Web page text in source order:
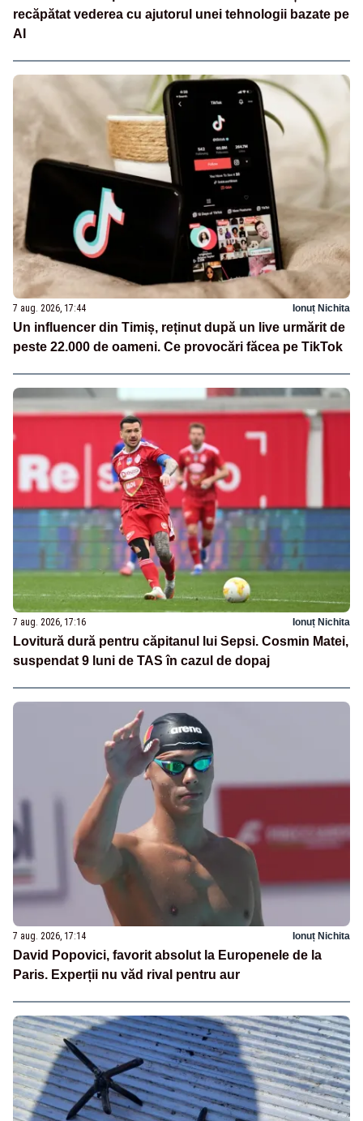
recăpătat vederea cu ajutorul unei tehnologii bazate pe
AI
7 aug. 2026, 17:44 Ionuț Nichita
Un influencer din Timiș, reținut după un live urmărit de
peste 22.000 de oameni. Ce provocări făcea pe TikTok
7 aug. 2026, 17:16 Ionuț Nichita
Lovitură dură pentru căpitanul lui Sepsi. Cosmin Matei,
suspendat 9 luni de TAS în cazul de dopaj
7 aug. 2026, 17:14 Ionuț Nichita
David Popovici, favorit absolut la Europenele de la
Paris. Experții nu văd rival pentru aur